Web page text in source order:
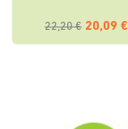
22,20 € 20,09 €